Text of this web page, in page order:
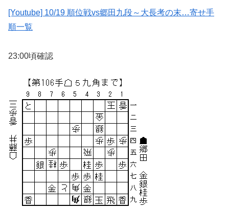
[Youtube] 10/19 順位戦vs郷田九段～大長考の末…寄せ手
順一覧
23:00頃確認